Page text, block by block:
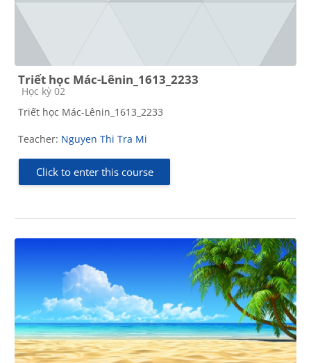
Triết học Mác-Lênin_1613_2233
Course category
Học kỳ 02
Triết học Mác-Lênin_1613_2233
Teacher: Nguyen Thi Tra Mi
Click to enter this course